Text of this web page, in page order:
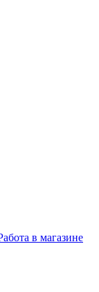
в магазине